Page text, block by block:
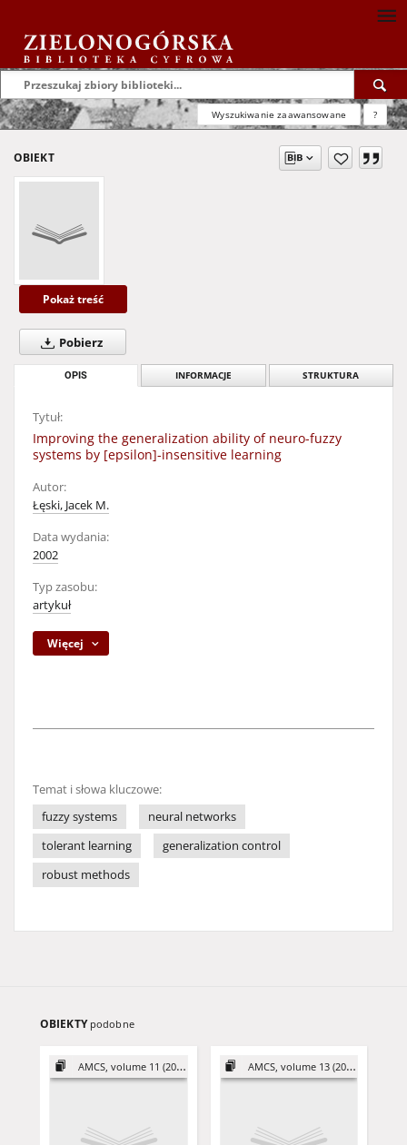
Wyszukiwanie zaawansowane ?
OBIEKT
Pokaż treść
Pobierz
OPIS INFORMACJE STRUKTURA
Tytuł:
Improving the generalization ability of neuro-fuzzy
systems by [epsilon]-insensitive learning
Autor:
Łęski, Jacek M.
Data wydania:
2002
Typ zasobu:
artykuł
Więcej
Temat i słowa kluczowe:
fuzzy systems
neural networks
tolerant learning
generalization control
robust methods
OBIEKTY podobne
AMCS, volume 11 (2001) AMCS, volume 13 (2003)